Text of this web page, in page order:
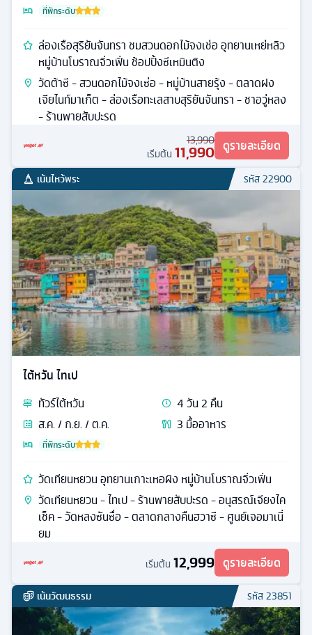
ที่พักระดับ
ล่องเรือสุริยันจันทรา ชมสวนดอกไม้จงเช่อ อุทยานเหย่หลิว
หมู่บ้านโบราณจิ่วเฟิ่น ช้อปปิ้งซีเหมินติง
วัดต้าซี - สวนดอกไม้จงเซ่อ - หมู่บ้านสายรุ้ง - ตลาดฝง
เจียไนท์มาเก็ต - ล่องเรือทะเลสาบสุริยันจันทรา - ชาอวู่หลง
- ร้านพายสับปะรด
13,990
เริ่มต้น 11,990 ดูรายละเอียด
เน้นไหว้พระ รหัส22900
ไต้หวัน ไทเป
ทัวร์ไต้หวัน 4วัน2 คืน
ส.ค. / ก.ย. / ต.ค.
3 มื้ออาหาร
ที่พักระดับ
วัดเทียนหยวน อุทยานเกาะเหอผิง หมู่บ้านโบราณจิ่วเฟิ่น
วัดเทียนหยวน - ไทเป - ร้านพายสับปะรด - อนุสรณ์เจียงไค
เช็ค - วัดหลงซันซื่อ - ตลาดกลางคืนฮวาซี - ศูนย์เจอมาเนี่
ยม
เริ่มต้น 12,999 ดูรายละเอียด
เน้นวัฒนธรรม รหัส23851